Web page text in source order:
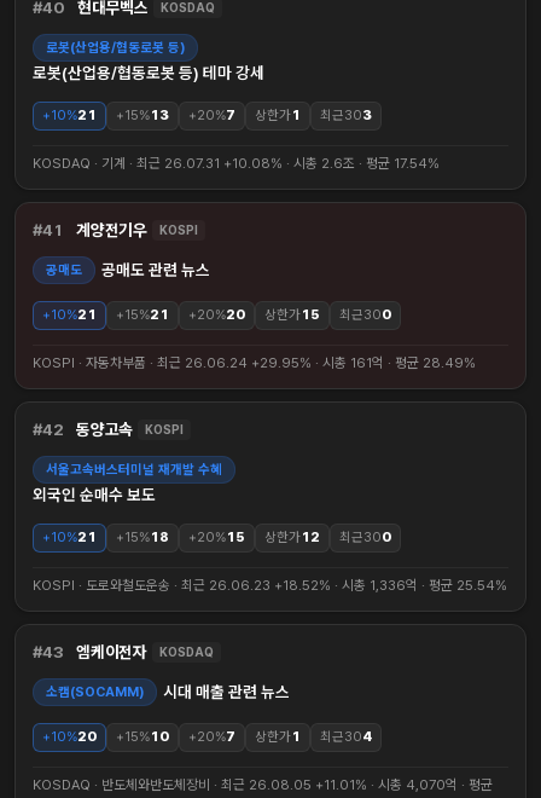
40 현대무벡스 KOSDAQ
로봇(산업용/협동로봇 등)
로봇(산업용/협동로봇 등) 테마 강세
+10%21 +15%13 +20%7 상한가1 최근303
KOSDAQ · 기계 · 최근 26.07.31 +10.08% · 시총 2.6조 · 평균 17.54%
41 계양전기우 KOSPI
공매도 공매도 관련 뉴스
+10%21 +15%21 +20%20 상한가15 최근300
KOSPI · 자동차부품 · 최근 26.06.24 +29.95% · 시총 161억 · 평균 28.49%
42 동양고속 KOSPI
서울고속버스터미널 재개발 수혜
외국인 순매수 보도
+10%21 +15%18 +20%15 상한가12 최근300
KOSPI · 도로와철도운송 · 최근 26.06.23 +18.52% · 시총 1,336억 · 평균 25.54%
43 엠케이전자 KOSDAQ
소캠(SOCAMM) 시대 매출 관련 뉴스
+10%20 +15%10 +20%7 상한가1 최근304
KOSDAQ · 반도체와반도체장비 · 최근 26.08.05 +11.01% · 시총 4,070억 · 평균